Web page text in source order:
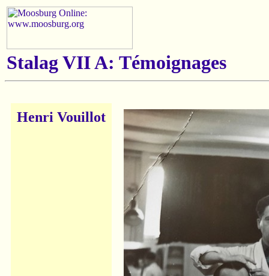
Stalag VII A: Témoignages
Henri Vouillot